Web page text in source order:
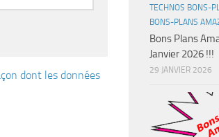
dont les données
TECHNOS BONS-
BONS-PLANS
Bons Plans
Janvier 2026 !!!
29 JANVIER 2026